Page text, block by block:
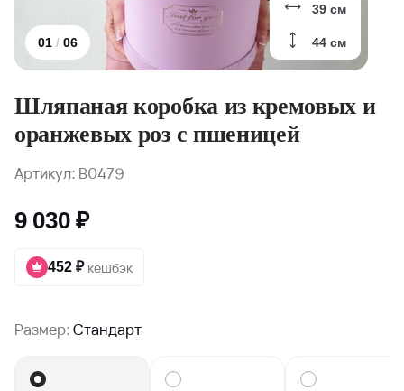
39 см
44 см
01 / 06
Шляпаная коробка из кремовых и
оранжевых роз с пшеницей
Артикул: B0479
9 030 ₽
452 ₽ кешбэк
Размер:Стандарт